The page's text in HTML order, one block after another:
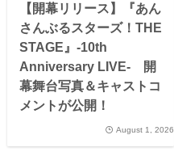
【開幕リリース】『あん
さんぶるスターズ！THE
STAGE』-10th
Anniversary LIVE- 開
幕舞台写真＆キャストコ
メントが公開！
August 1, 2026